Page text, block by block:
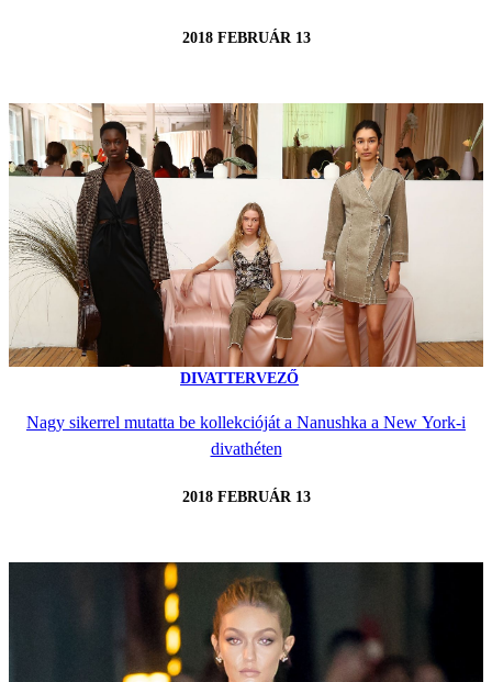
2018 FEBRUÁR 13
DIVATTERVEZŐ
Nagy sikerrel mutatta be kollekcióját a Nanushka a New York-i
divathéten
2018 FEBRUÁR 13